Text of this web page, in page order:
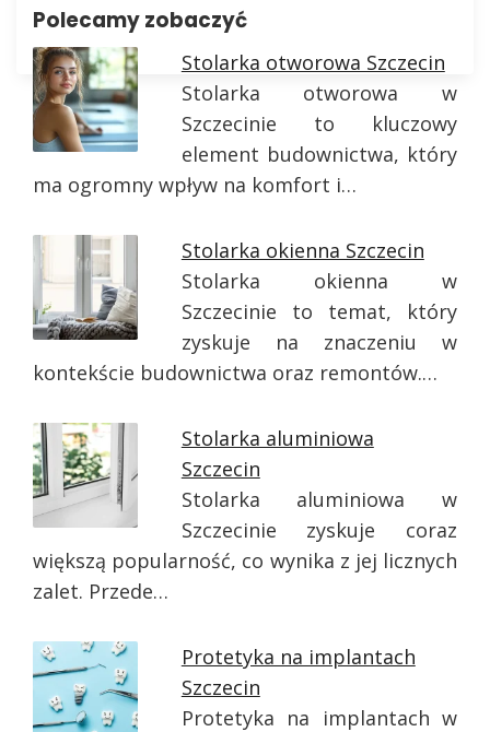
Polecamy zobaczyć
Stolarka otworowa Szczecin
Stolarka otworowa w
Szczecinie to kluczowy
element budownictwa, który
ma ogromny wpływ na komfort i…
Stolarka okienna Szczecin
Stolarka okienna w
Szczecinie to temat, który
zyskuje na znaczeniu w
kontekście budownictwa oraz remontów.…
Stolarka aluminiowa
Szczecin
Stolarka aluminiowa w
Szczecinie zyskuje coraz
większą popularność, co wynika z jej licznych
zalet. Przede…
Protetyka na implantach
Szczecin
Protetyka na implantach w